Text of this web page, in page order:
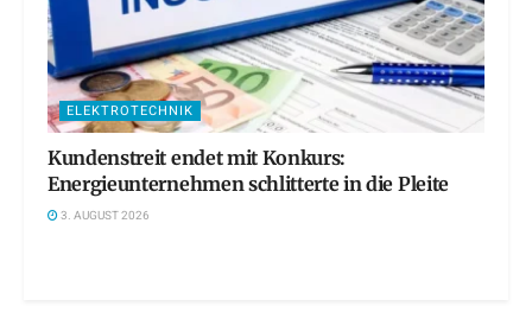
ELEKTROTECHNIK
Kundenstreit endet mit Konkurs:
Energieunternehmen schlitterte in die Pleite
3. AUGUST 2026